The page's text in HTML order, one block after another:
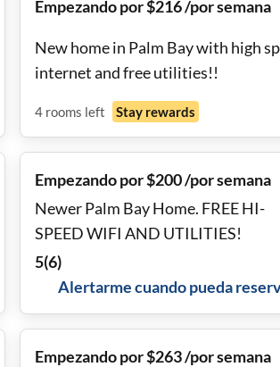
Empezando por $216 /por semana
New home in Palm Bay with high
internet and free utilities!!
4 rooms left Stay rewards
Empezando por $200 /por semana
Newer Palm Bay Home. FREE HI-
SPEED WIFI AND UTILITIES!
5(6)
Alertarme cuando pueda
Empezando por $263 /por semana